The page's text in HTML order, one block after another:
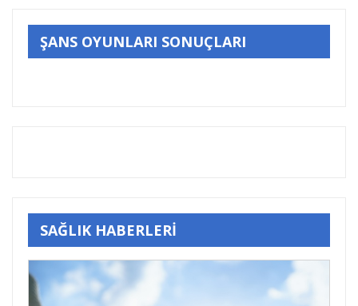
ŞANS OYUNLARI SONUÇLARI
SAĞLIK HABERLERİ